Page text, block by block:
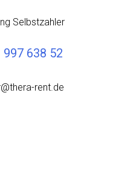
Selbstzahler
638 52
rent.de